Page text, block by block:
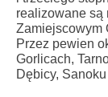
realizowane są
Zamiejscowym
Przez pewien
Gorlicach,
Dębicy,